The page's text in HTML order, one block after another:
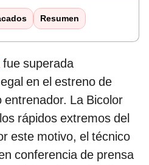
Resumen
fue superada
en el estreno de
La Bicolor
rápidos extremos del
este motivo, el técnico
conferencia de prensa